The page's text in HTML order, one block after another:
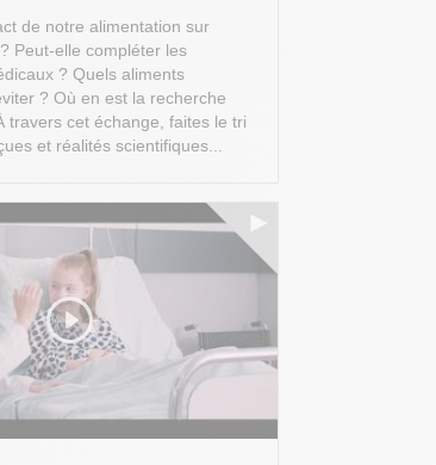
en garantissant la conformité avec
de notre alimentation sur
Peut-elle compléter les
? Quels aliments
? Où en est la recherche
travers cet échange, faites le tri
et réalités scientifiques...